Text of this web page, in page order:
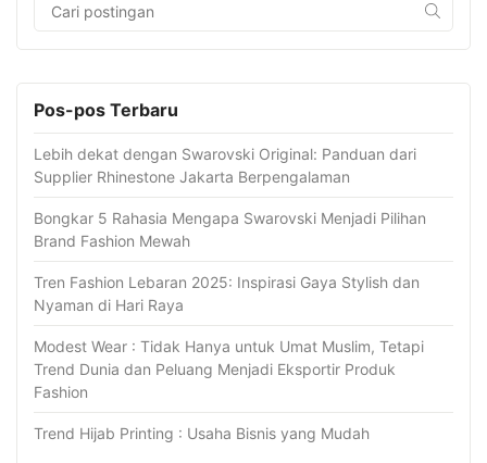
Pos-pos Terbaru
Lebih dekat dengan Swarovski Original: Panduan dari
Supplier Rhinestone Jakarta Berpengalaman
Bongkar 5 Rahasia Mengapa Swarovski Menjadi Pilihan
Brand Fashion Mewah
Tren Fashion Lebaran 2025: Inspirasi Gaya Stylish dan
Nyaman di Hari Raya
Modest Wear : Tidak Hanya untuk Umat Muslim, Tetapi
Trend Dunia dan Peluang Menjadi Eksportir Produk
Fashion
Trend Hijab Printing : Usaha Bisnis yang Mudah